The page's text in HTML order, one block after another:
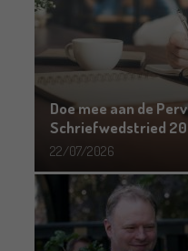
Doe mee aan de
Schriefwedstried
22/07/2026